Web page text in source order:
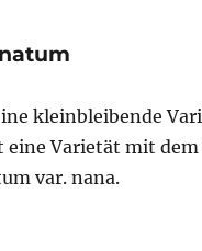
kleinbleibende
eine Varietät mit dem
var. nana.